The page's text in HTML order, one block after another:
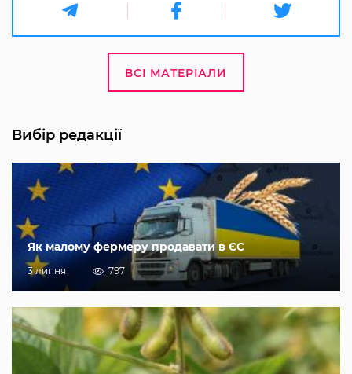
ВСІ МАТЕРІАЛИ
Вибір редакції
Як малому фермеру продавати в ЄС
3 липня 797